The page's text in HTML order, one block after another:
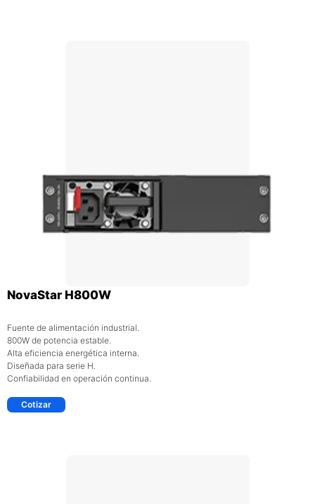
NovaStar H800W
Fuente de alimentación industrial.
800W de potencia estable.
Alta eficiencia energética interna.
Diseñada para serie H.
Confiabilidad en operación continua.
Cotizar